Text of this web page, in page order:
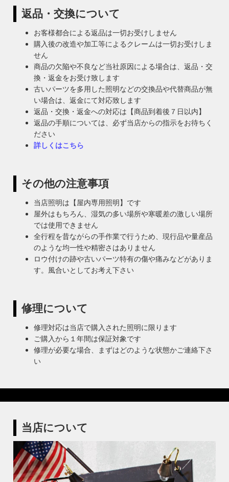
返品・交換について
お客様都合による返品は一切お受けしません
購入後の改造や加工等によるクレームは一切お受けしま
せん
商品の欠陥や不良など当社原因による場合は、返品・交
換・返金をお受け致します
古いパーツを多用した照明などの交換品や代替商品が無
い場合は、返金にて対応致します
返品・交換・返金への対応は【商品到着後７日以内】
返品の手順については、必ず当店からの指示をお待ちく
ださい
詳しくはこちら
その他の注意事項
当店照明は【屋内専用照明】です
屋外はもちろん、湿気の多い場所や寒暖差の激しい場所
では使用できません
全行程を昔ながらの手作業で行うため、現行品や量産品
のような均一性や精密さはありません
ロウ付けの跡や古いパーツ特有の傷や痛みなどがありま
す。風合いとしてお考え下さい
修理について
修理対応は当店で購入された照明に限ります
ご購入から１年間は保証対象です
修理が必要な場合、まずはどのような状態かご連絡下さ
い
当店について